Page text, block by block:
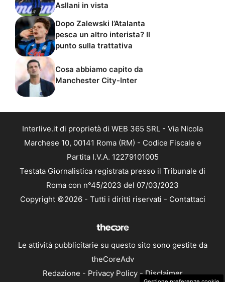
Asllani in vista
Dopo Zalewski l’Atalanta
pesca un altro interista? Il
punto sulla trattativa
Cosa abbiamo capito da
Manchester City-Inter
Interlive.it di proprietà di WEB 365 SRL - Via Nicola
Marchese 10, 00141 Roma (RM) - Codice Fiscale e
Partita I.V.A. 12279101005
Testata Giornalistica registrata presso il Tribunale di
Roma con n°45/2023 del 07/03/2023
Copyright ©2026 - Tutti i diritti riservati - Contattaci
Le attività pubblicitarie su questo sito sono gestite da
theCoreAdv
Redazione - Privacy Policy-Disclaimer